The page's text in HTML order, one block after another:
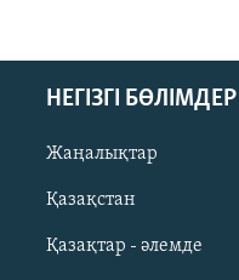
НЕГІЗГІ БӨЛІМДЕР
Жаңалықтар
Қазақстан
Қазақтар - әлемде